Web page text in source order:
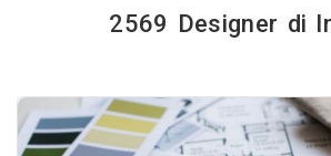
2569 Designer di